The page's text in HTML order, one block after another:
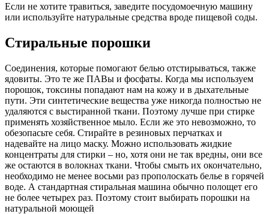
Если не хотите травиться, заведите посудомоечную машину
или используйте натуральные средства вроде пищевой соды.
Стиральные порошки
Соединения, которые помогают белью отстирываться, также
ядовиты. Это те же ПАВы и фосфаты. Когда мы используем
порошок, токсины попадают нам на кожу и в дыхательные
пути. Эти синтетические вещества уже никогда полностью не
удаляются с выстиранной ткани. Поэтому лучше при стирке
применять хозяйственное мыло. Если же это невозможно, то
обезопасьте себя. Стирайте в резиновых перчатках и
надевайте на лицо маску. Можно использовать жидкие
концентраты для стирки – но, хотя они не так вредны, они все
же остаются в волокнах ткани. Чтобы смыть их окончательно,
необходимо не менее восьми раз прополоскать белье в горячей
воде. А стандартная стиральная машина обычно полощет его
не более четырех раз. Поэтому стоит выбирать порошки на
натуральной моющей